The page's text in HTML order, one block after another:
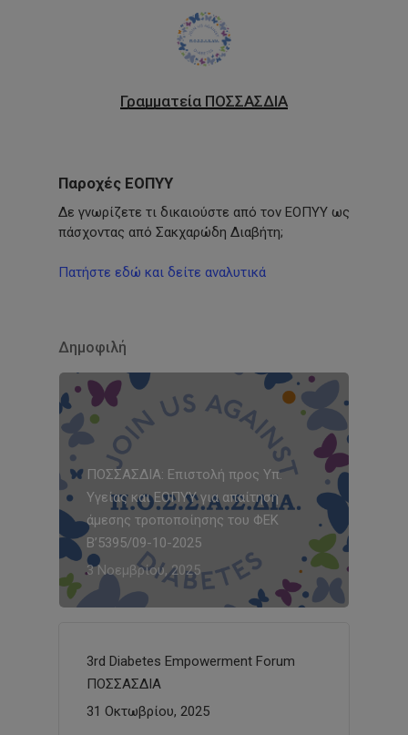
Γραμματεία ΠΟΣΣΑΣΔΙΑ
Παροχές ΕΟΠΥΥ
Δε γνωρίζετε τι δικαιούστε από τον ΕΟΠΥΥ ως
πάσχοντας από Σακχαρώδη Διαβήτη;
Πατήστε εδώ και δείτε αναλυτικά
Δημοφιλή
ΠΟΣΣΑΣΔΙΑ: Επιστολή προς Υπ.
Υγείας και ΕΟΠΥΥ για απαίτηση
άμεσης τροποποίησης του ΦΕΚ
Β’5395/09-10-2025
3 Νοεμβρίου, 2025
3rd Diabetes Empowerment Forum
ΠΟΣΣΑΣΔΙΑ
31 Οκτωβρίου, 2025